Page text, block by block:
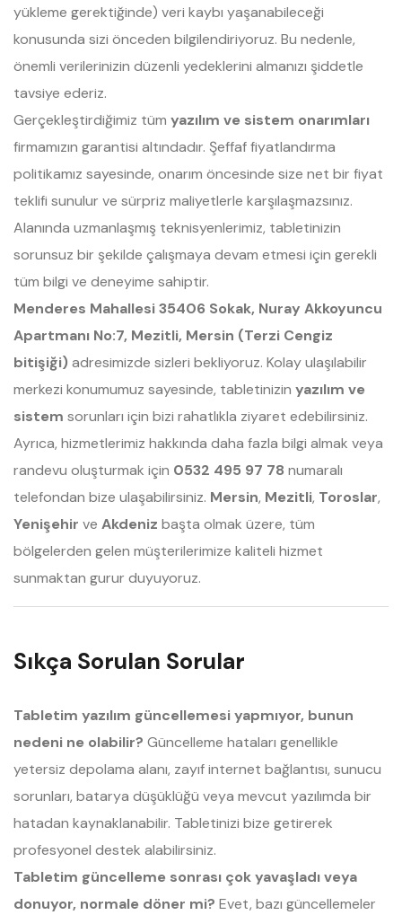
yükleme gerektiğinde) veri kaybı yaşanabileceği
konusunda sizi önceden bilgilendiriyoruz. Bu nedenle,
önemli verilerinizin düzenli yedeklerini almanızı şiddetle
tavsiye ederiz.
Gerçekleştirdiğimiz tüm yazılım ve sistem onarımları
firmamızın garantisi altındadır. Şeffaf fiyatlandırma
politikamız sayesinde, onarım öncesinde size net bir fiyat
teklifi sunulur ve sürpriz maliyetlerle karşılaşmazsınız.
Alanında uzmanlaşmış teknisyenlerimiz, tabletinizin
sorunsuz bir şekilde çalışmaya devam etmesi için gerekli
tüm bilgi ve deneyime sahiptir.
Menderes Mahallesi 35406 Sokak, Nuray Akkoyuncu
Apartmanı No:7, Mezitli, Mersin (Terzi Cengiz
bitişiği) adresimizde sizleri bekliyoruz. Kolay ulaşılabilir
merkezi konumumuz sayesinde, tabletinizin yazılım ve
sistem sorunları için bizi rahatlıkla ziyaret edebilirsiniz.
Ayrıca, hizmetlerimiz hakkında daha fazla bilgi almak veya
randevu oluşturmak için 0532 495 97 78 numaralı
telefondan bize ulaşabilirsiniz. Mersin, Mezitli, Toroslar,
Yenişehir ve Akdeniz başta olmak üzere, tüm
bölgelerden gelen müşterilerimize kaliteli hizmet
sunmaktan gurur duyuyoruz.
Sıkça Sorulan Sorular
Tabletim yazılım güncellemesi yapmıyor, bunun
nedeni ne olabilir? Güncelleme hataları genellikle
yetersiz depolama alanı, zayıf internet bağlantısı, sunucu
sorunları, batarya düşüklüğü veya mevcut yazılımda bir
hatadan kaynaklanabilir. Tabletinizi bize getirerek
profesyonel destek alabilirsiniz.
Tabletim güncelleme sonrası çok yavaşladı veya
donuyor, normale döner mi? Evet, bazı güncellemeler